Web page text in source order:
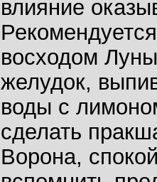
влияние
восходом
желудок,
воды с
сделать
Ворона,